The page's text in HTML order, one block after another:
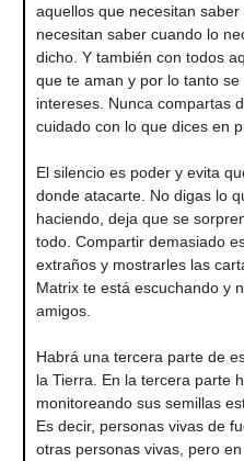
aquellos que necesitan
necesitan saber cuando lo
dicho. Y también con todos
que te aman y por lo tanto
intereses. Nunca compartas
cuidado con lo que dices en
El silencio es poder y evita
donde atacarte. No digas lo
haciendo, deja que se
todo. Compartir demasiado
extraños y mostrarles las
Matrix te está escuchando y
amigos.
Habrá una tercera parte de
la Tierra. En la tercera parte
monitoreando sus semillas
Es decir, personas vivas de
otras personas vivas, pero